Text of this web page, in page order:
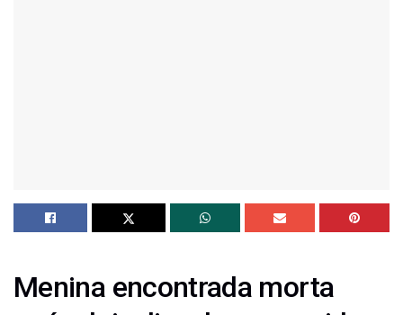
Menina encontrada morta